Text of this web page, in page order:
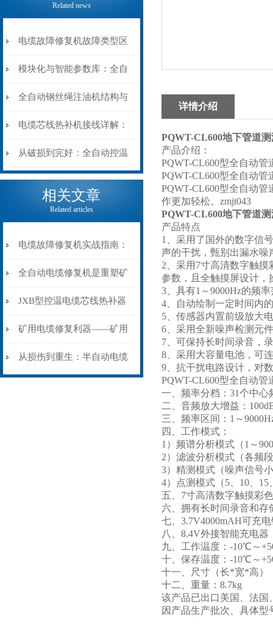
Related news
电缆故障修复机故障类型区
分指南：从“绝缘电
阻”到“波形特征”的精准诊
断逻辑
模块化与智能参数库：全自
动电缆修复机的快速换型逻
辑
全自动钢丝绳注油机结构与
工作原理：揭秘高效润滑的
机械密码
电缆芯线热补机接线详解：
从入门到精通
从破损到完好：全自动控温
电缆热补机的核心价值
相关文章
Related articles
电缆故障修复机实战指南：
从“盲测”到“精确定点”的三
步作业法
全自动电缆修复机是重塑矿
山电力动脉的“智能外科医
生”
JXB型控温电缆芯线热补器
安装与接线：精准修复的工
艺基石
矿用电缆修复利器——矿用
电缆热补机智能控温，安全
从损伤到重生：半自动电缆
详情介绍
PQWT-CL600地下管道
产品介绍：
PQWT-CL600型全自动管
PQWT-CL600型全自动管
PQWT-CL600型全自动
作更加轻松。zmjt043
PQWT-CL600地下管道
产品特点
1、采用了国外的数字信
声的干扰，甄别出漏水噪
2、采用7寸高清数字触
参数，且全触摸屏设计，
3、具有1～9000Hz的频
4、自动绘制一定时间内
5、传感器内置前级放大
6、采用全新噪声检测元
7、可保持长时间录音，
8、采用大容量电池，可
9、抗干扰电路设计，对
PQWT-CL600型全自动
一、频率分档：31个中心
二、音频放大增益：
三、频率区间：1～
四、工作模式：
1）频谱分析模式（1～
2）滤波分析模式（各频
3）精测模式（噪声信号
4）点测模式（5、10、
五、7寸高清数字触摸彩
六、拥有长时间录音和
七、3.7V4000mAH可充
八、8.4V外接智能充电器
九、工作温度：-10℃～
十、保存温度：-10℃～
十一、尺寸（长*宽*高）
十二、重量：8.7kg
该产品已出口美国、法
因产品生产批次、具体